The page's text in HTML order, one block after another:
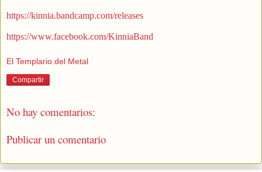
https://kinnia.bandcamp.com/releases
https://www.facebook.com/KinniaBand
El Templario del Metal
Compartir
No hay comentarios:
Publicar un comentario